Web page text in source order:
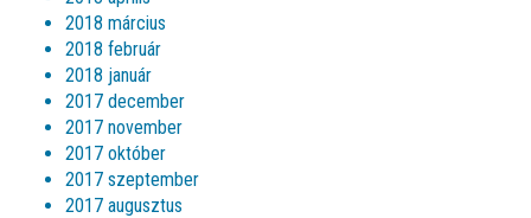
2018 március
2018 február
2018 január
2017 december
2017 november
2017 október
2017 szeptember
2017 augusztus